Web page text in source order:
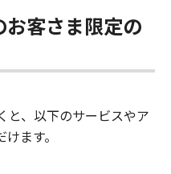
客さま限定の
と、以下のサービスやア
ます。